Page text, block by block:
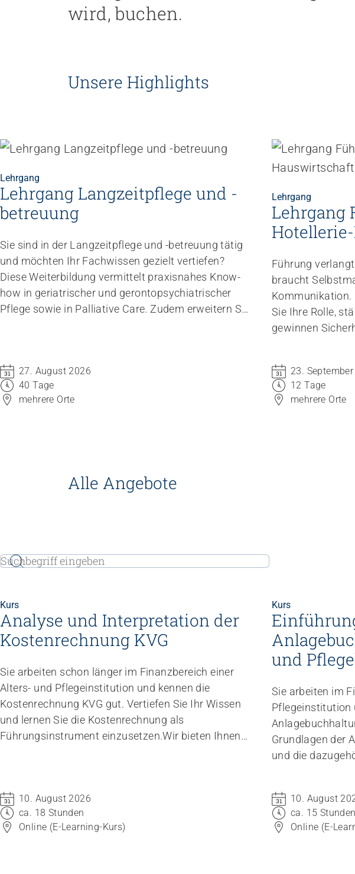
Sicherheit gewährleisten
Finanzierung regeln
Nachhaltigkeit fördern
Einkauf organisieren
Berufliche Inklusion fördern
Mit Angehörigen arbeiten
Übergänge gestalten
Empowerment stärken
Gesundheitsfragen angehen
Integrität schützen
Bei Demenz begleiten
wird, buchen.
Unsere Highlights
Lehrgang
Lehrgang Langzeitpflege und -
betreuung
Sie sind in der Langzeitpflege und -betreuung tätig
und möchten Ihr Fachwissen gezielt vertiefen?
Diese Weiterbildung vermittelt praxisnahes Know-
how in geriatrischer und gerontopsychiatrischer
Pflege sowie in Palliative Care. Zudem erweitern Sie
27. August 2026
40 Tage
mehrere Orte
Lehrgang
Lehrgang
Führung
braucht
Kommunikation.
Sie Ihre Rolle,
gewinnen
Methodik
in den
23.
12 Tage
mehrere Orte
Alle Angebote
Kurs
Analyse und Interpretation der
Kostenrechnung KVG
Sie arbeiten schon länger im Finanzbereich einer
Alters- und Pflegeinstitution und kennen die
Kostenrechnung KVG gut. Vertiefen Sie Ihr Wissen
und lernen Sie die Kostenrechnung als
Führungsinstrument einzusetzen.Wir bieten Ihnen
Durchführungszeit erfolgen. Profitieren Sie auch
vom jeweiligen Austauschtermin mit der
Lehrbeauftragten.
10. August 2026
ca. 18 Stunden
Online (E-Learning-Kurs)
Kurs
und
Sie arbeiten im
Pflegeinstitution
Grundlagen der
und die
Lernplattform
vom jeweiligen
10. August
ca. 15 Stunden
Online (E-